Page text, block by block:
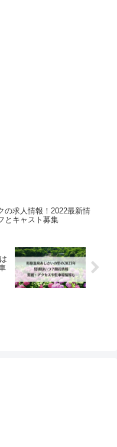
の求人情報！2022最新情
とキャスト募集